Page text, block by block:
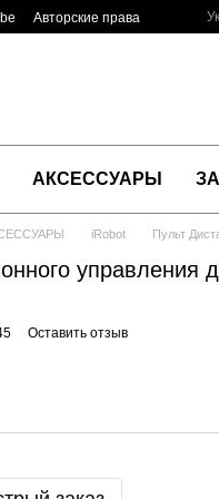
Авторские права
АКСЕССУАРЫ
iRobot Пульт
управления
Оставить отзыв